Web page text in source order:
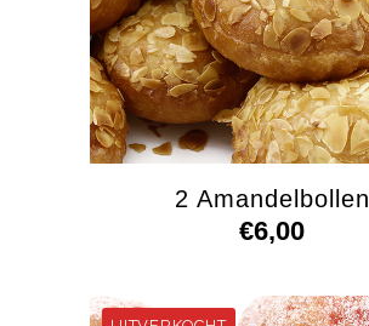
2 Amandelbollen
€6,00